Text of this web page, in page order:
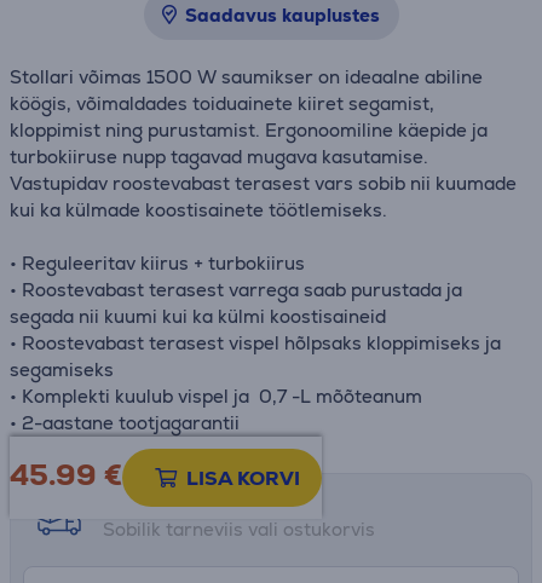
Saadavus kauplustes
Stollari võimas 1500 W saumikser on ideaalne abiline
köögis, võimaldades toiduainete kiiret segamist,
kloppimist ning purustamist. Ergonoomiline käepide ja
turbokiiruse nupp tagavad mugava kasutamise.
Vastupidav roostevabast terasest vars sobib nii kuumade
kui ka külmade koostisainete töötlemiseks.
• Reguleeritav kiirus + turbokiirus
• Roostevabast terasest varrega saab purustada ja
segada nii kuumi kui ka külmi koostisaineid
• Roostevabast terasest vispel hõlpsaks kloppimiseks ja
segamiseks
• Komplekti kuulub vispel ja 0,7 -L mõõteanum
• 2-aastane tootjagarantii
45.99 € LISA KORVI
Tarne võimalused
Sobilik tarneviis vali ostukorvis